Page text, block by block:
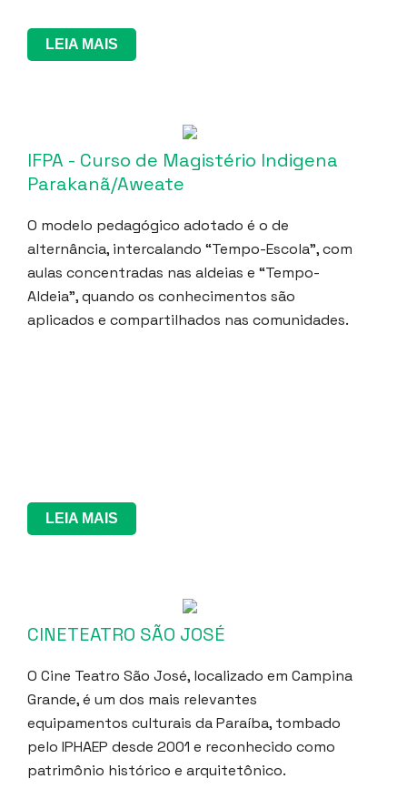
LEIA MAIS
IFPA - Curso de Magistério Indigena
Parakanã/Aweate
O modelo pedagógico adotado é o de
alternância, intercalando “Tempo-Escola”, com
aulas concentradas nas aldeias e “Tempo-
Aldeia”, quando os conhecimentos são
aplicados e compartilhados nas comunidades.
LEIA MAIS
CINETEATRO SÃO JOSÉ
O Cine Teatro São José, localizado em Campina
Grande, é um dos mais relevantes
equipamentos culturais da Paraíba, tombado
pelo IPHAEP desde 2001 e reconhecido como
patrimônio histórico e arquitetônico.